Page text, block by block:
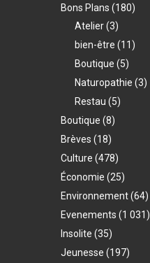
Bons Plans (180)
Atelier(3)
bien-être (11)
Boutique (5)
Naturopathie (3)
Restau (5)
Boutique (8)
Brèves (18)
Culture (478)
Économie (25)
Environnement(64)
Evenements (1 031)
Insolite (35)
Jeunesse (197)